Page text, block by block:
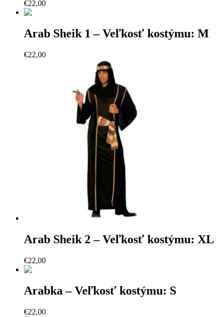
€22,00
Arab Sheik 1 – Veľkosť kostýmu: M
€22,00
Arab Sheik 2 – Veľkosť kostýmu: XL
€22,00
Arabka – Veľkosť kostýmu: S
€22,00